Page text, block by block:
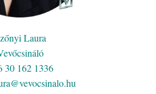
Laura
30 162 1336